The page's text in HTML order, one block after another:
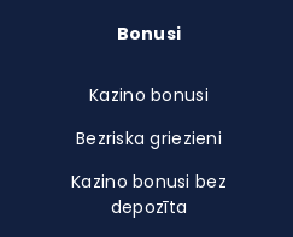
Bonusi
Kazino bonusi
Bezriska griezieni
Kazino bonusi bez
depozīta